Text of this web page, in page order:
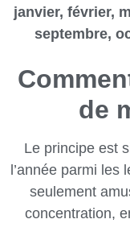
janvier, février,
septembre,
de
Le principe est
l’année parmi les
seulement
concentration,